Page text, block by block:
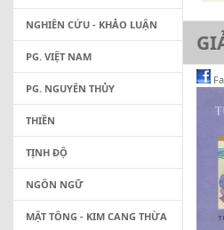
NGHIÊN CỨU - KHẢO LUẬN
PG. VIỆT NAM
PG. NGUYÊN THỦY
THIỀN
TỊNH ĐỘ
NGÔN NGỮ
MẬT TÔNG - KIM CANG THỪA